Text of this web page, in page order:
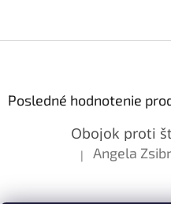
Posledné hodnotenie
Obojok proti
Hodnotenie
| Angela